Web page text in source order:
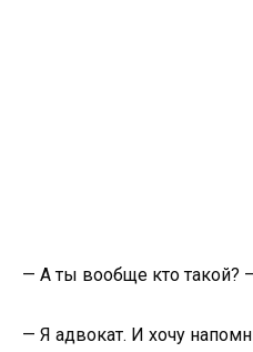
— А ты вообще кто такой?
— Я адвокат. И хочу